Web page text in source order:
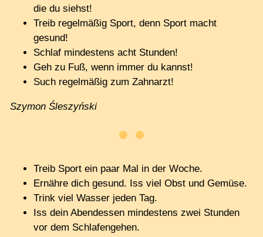
die du siehst!
Treib regelmäßig Sport, denn Sport macht
gesund!
Schlaf mindestens acht Stunden!
Geh zu Fuß, wenn immer du kannst!
Such regelmäßig zum Zahnarzt!
Szymon Śleszyński
Treib Sport ein paar Mal in der Woche.
Ernähre dich gesund. Iss viel Obst und Gemüse.
Trink viel Wasser jeden Tag.
Iss dein Abendessen mindestens zwei Stunden
vor dem Schlafengehen.